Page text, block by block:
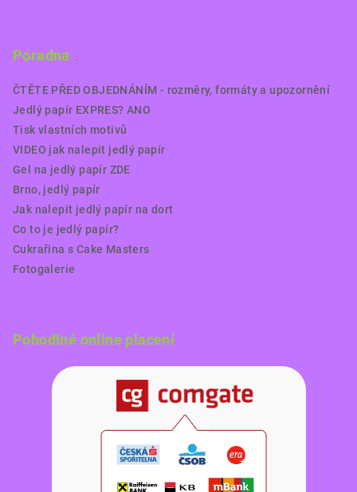
Poradna
ČTĚTE PŘED OBJEDNÁNÍM - rozměry, formáty a upozornění
Jedlý papír EXPRES? ANO
Tisk vlastních motivů
VIDEO jak nalepit jedlý papír
Gel na jedlý papír ZDE
Brno, jedlý papír
Jak nalepit jedlý papír na dort
Co to je jedlý papír?
Cukrařina s Cake Masters
Fotogalerie
Pohodlné online placení